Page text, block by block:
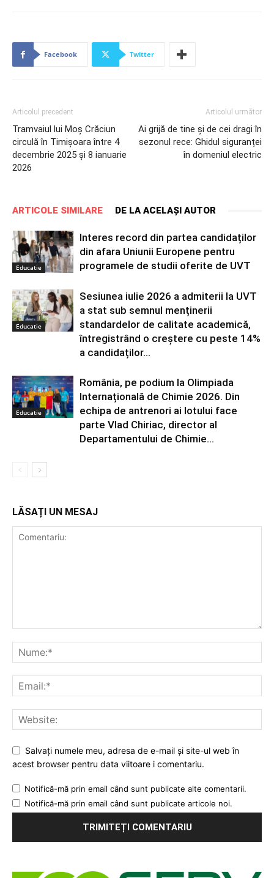
Facebook Twitter
Articolul precedent
Tramvaiul lui Moș Crăciun
circulă în Timișoara între 4
decembrie 2025 și 8 ianuarie
2026
Articolul următor
Ai grijă de tine și de cei dragi în
sezonul rece: Ghidul siguranței
în domeniul electric
ARTICOLE SIMILARE DE LA ACELAȘI AUTOR
Educatie
Interes record din partea candidaților
din afara Uniunii Europene pentru
programele de studii oferite de UVT
Educatie
Sesiunea iulie 2026 a admiterii la UVT
a stat sub semnul menținerii
standardelor de calitate academică,
întregistrând o creștere cu peste 14%
a candidaților...
Educatie
România, pe podium la Olimpiada
Internațională de Chimie 2026. Din
echipa de antrenori ai lotului face
parte Vlad Chiriac, director al
Departamentului de Chimie...
LĂSAȚI UN MESAJ
Salvați numele meu, adresa de e-mail și site-ul web în
acest browser pentru data viitoare i comentariu.
Notifică-mă prin email când sunt publicate alte comentarii.
Notifică-mă prin email când sunt publicate articole noi.